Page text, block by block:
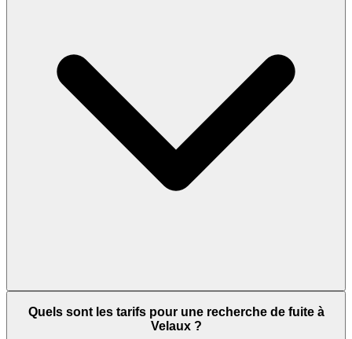
Quels sont les tarifs pour une recherche de fuite à
Velaux ?